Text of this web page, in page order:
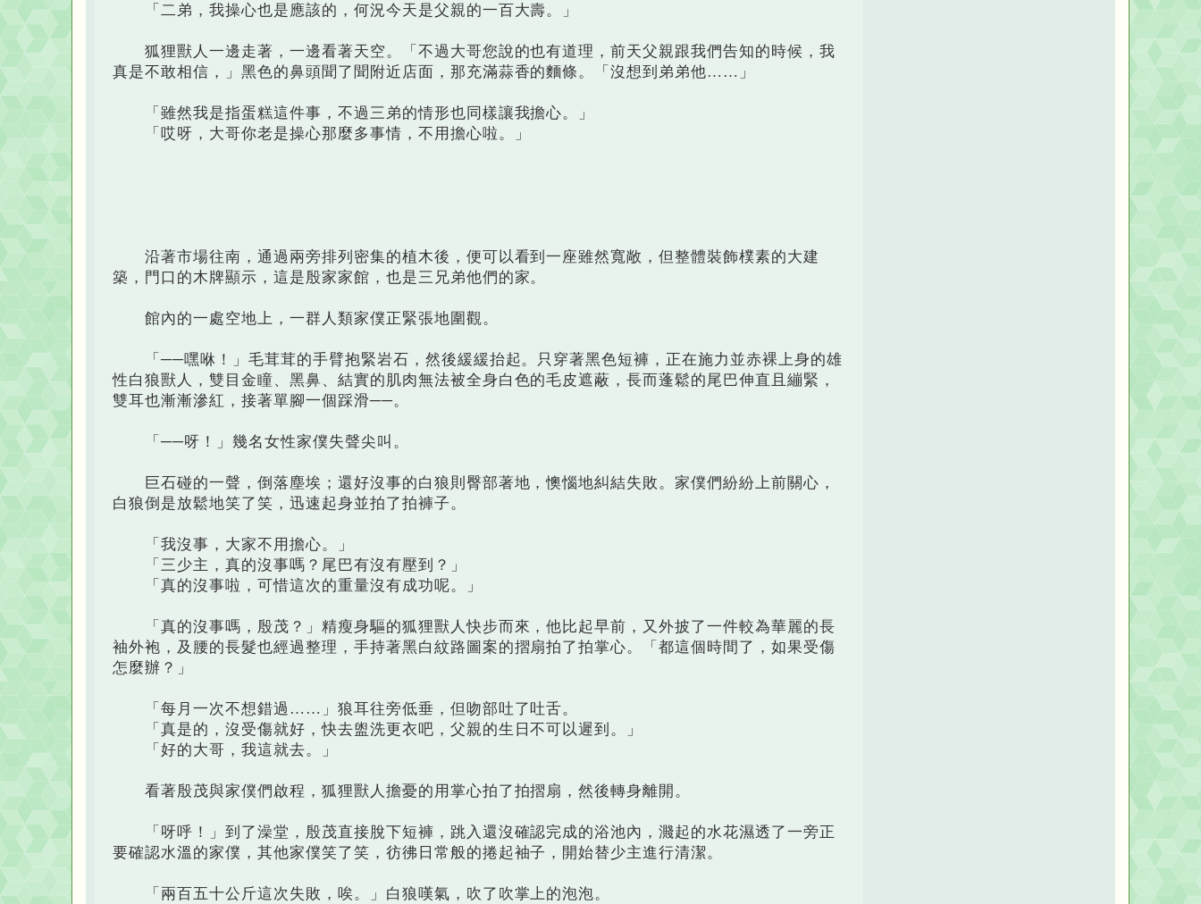
「二弟，我操心也是應該的，何況今天是父親的一百大壽。」
狐狸獸人一邊走著，一邊看著天空。「不過大哥您說的也有道理，前天父親跟我們告知的時候，我
真是不敢相信，」黑色的鼻頭聞了聞附近店面，那充滿蒜香的麵條。「沒想到弟弟他……」
「雖然我是指蛋糕這件事，不過三弟的情形也同樣讓我擔心。」
「哎呀，大哥你老是操心那麼多事情，不用擔心啦。」
沿著市場往南，通過兩旁排列密集的植木後，便可以看到一座雖然寬敞，但整體裝飾樸素的大建
築，門口的木牌顯示，這是殷家家館，也是三兄弟他們的家。
館內的一處空地上，一群人類家僕正緊張地圍觀。
「──嘿咻！」毛茸茸的手臂抱緊岩石，然後緩緩抬起。只穿著黑色短褲，正在施力並赤裸上身的雄
性白狼獸人，雙目金瞳、黑鼻、結實的肌肉無法被全身白色的毛皮遮蔽，長而蓬鬆的尾巴伸直且繃緊，
雙耳也漸漸滲紅，接著單腳一個踩滑──。
「──呀！」幾名女性家僕失聲尖叫。
巨石碰的一聲，倒落塵埃；還好沒事的白狼則臀部著地，懊惱地糾結失敗。家僕們紛紛上前關心，
白狼倒是放鬆地笑了笑，迅速起身並拍了拍褲子。
「我沒事，大家不用擔心。」
「三少主，真的沒事嗎？尾巴有沒有壓到？」
「真的沒事啦，可惜這次的重量沒有成功呢。」
「真的沒事嗎，殷茂？」精瘦身驅的狐狸獸人快步而來，他比起早前，又外披了一件較為華麗的長
袖外袍，及腰的長髮也經過整理，手持著黑白紋路圖案的摺扇拍了拍掌心。「都這個時間了，如果受傷
怎麼辦？」
「每月一次不想錯過……」狼耳往旁低垂，但吻部吐了吐舌。
「真是的，沒受傷就好，快去盥洗更衣吧，父親的生日不可以遲到。」
「好的大哥，我這就去。」
看著殷茂與家僕們啟程，狐狸獸人擔憂的用掌心拍了拍摺扇，然後轉身離開。
「呀呼！」到了澡堂，殷茂直接脫下短褲，跳入還沒確認完成的浴池內，濺起的水花濕透了一旁正
要確認水溫的家僕，其他家僕笑了笑，彷彿日常般的捲起袖子，開始替少主進行清潔。
「兩百五十公斤這次失敗，唉。」白狼嘆氣，吹了吹掌上的泡泡。